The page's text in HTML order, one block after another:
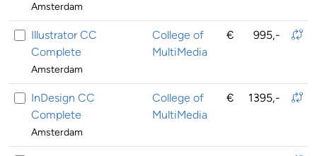
Amsterdam
Illustrator CC
Complete
College of
MultiMedia
€ 995,-
Amsterdam
InDesign CC
Complete
College of
MultiMedia
€ 1395,-
Amsterdam